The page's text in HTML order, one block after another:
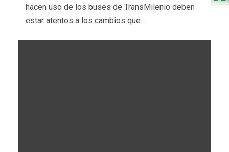
hacen uso de los buses de TransMilenio deben
estar atentos a los cambios que...